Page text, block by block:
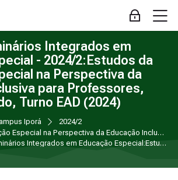
Acessar
Integrados em
- 2024/2:Estudos da
na Perspectiva da
para Professores,
Turno EAD (2024)
Iporá
2024/2
Estudos da Educação Especial na Perspectiva da Educação Inclusiva para Professores
SUAP016622 - Seminários Integrados em Educação Especial:Estudos da Educação Especial na Perspectiva da Educação Inclusiva para Professores, FIC, 1º Período, Turno EAD (2024)